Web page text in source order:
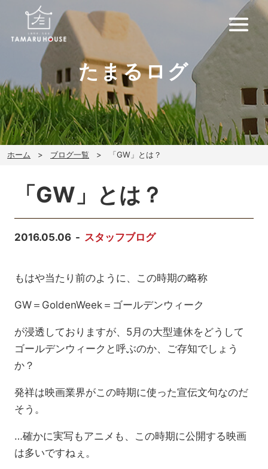
たまるログ
ホーム ブログ一覧 「GW」とは？
「GW」とは？
2016.05.06 スタッフブログ
もはや当たり前のように、この時期の略称
GW＝GoldenWeek＝ゴールデンウィーク
が浸透しておりますが、5月の大型連休をどうして
ゴールデンウィークと呼ぶのか、ご存知でしょう
か？
発祥は映画業界がこの時期に使った宣伝文句なのだ
そう。
…確かに実写もアニメも、この時期に公開する映画
は多いですねぇ。